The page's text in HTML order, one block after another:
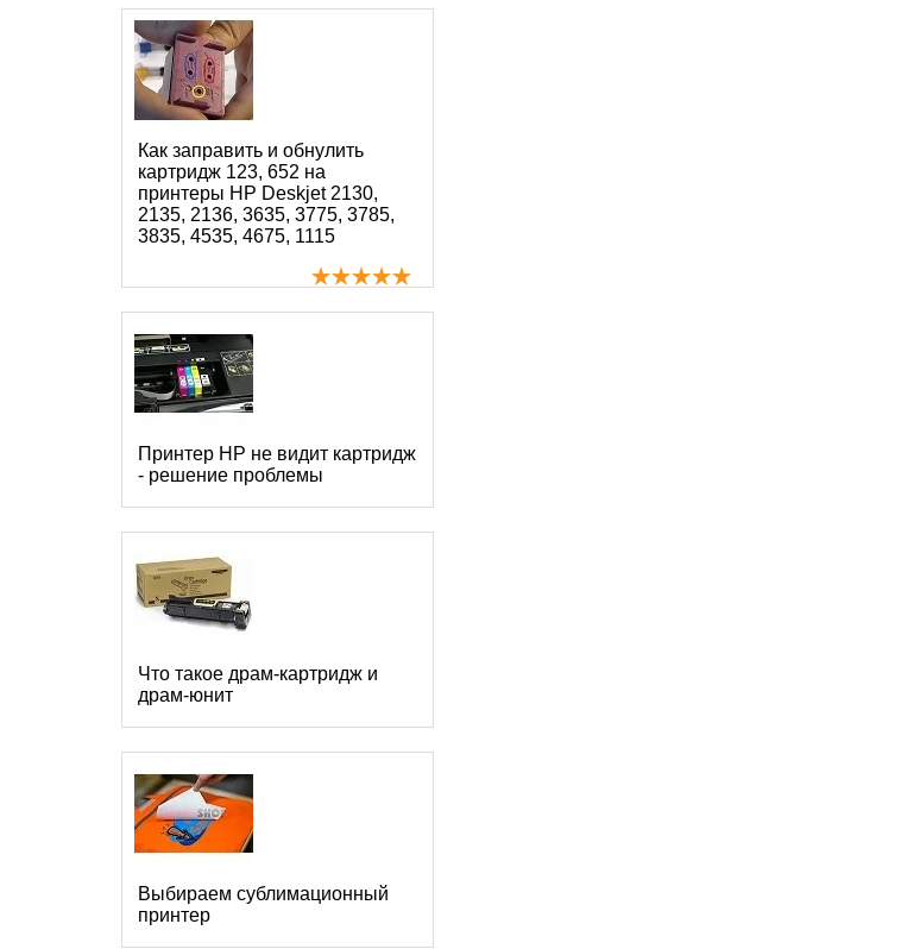
Как заправить и обнулить
картридж 123, 652 на
принтеры HP Deskjet 2130,
2135, 2136, 3635, 3775, 3785,
3835, 4535, 4675, 1115
Принтер HP не видит картридж
- решение проблемы
Что такое драм-картридж и
драм-юнит
Выбираем сублимационный
принтер